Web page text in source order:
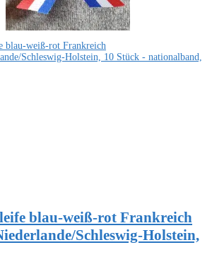
blau-weiß-rot Frankreich
Schleswig-Holstein,